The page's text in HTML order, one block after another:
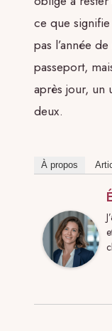
ce que signifie
pas l’année
passeport,
après jour, un
deux.
À propos